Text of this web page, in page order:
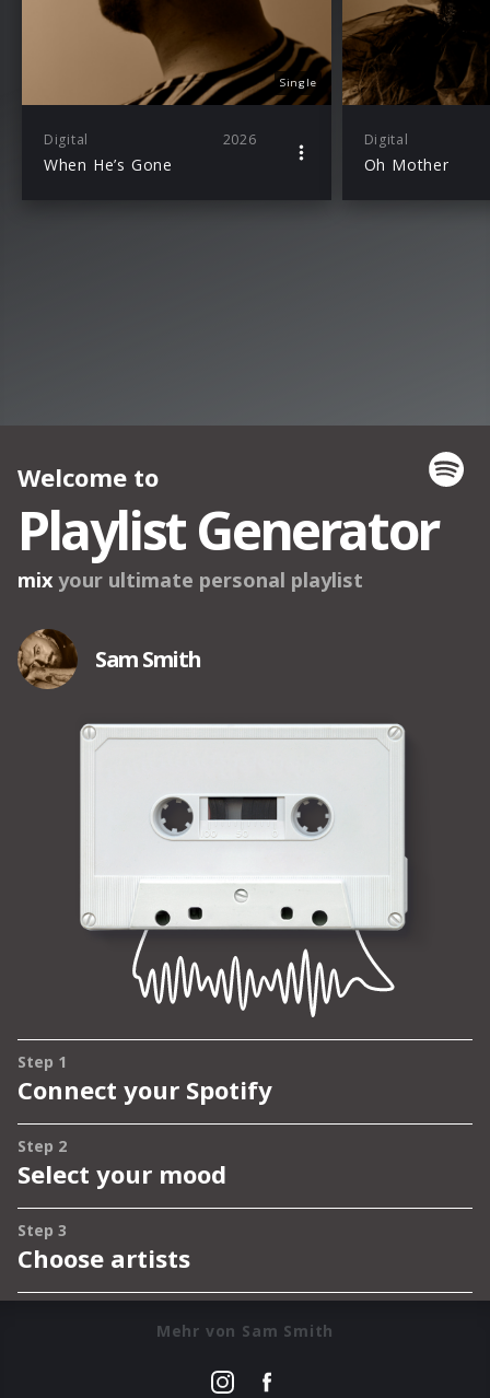
Single
Digital 2026
When He’s Gone
Digital
Oh Mother
Mehr von Sam Smith